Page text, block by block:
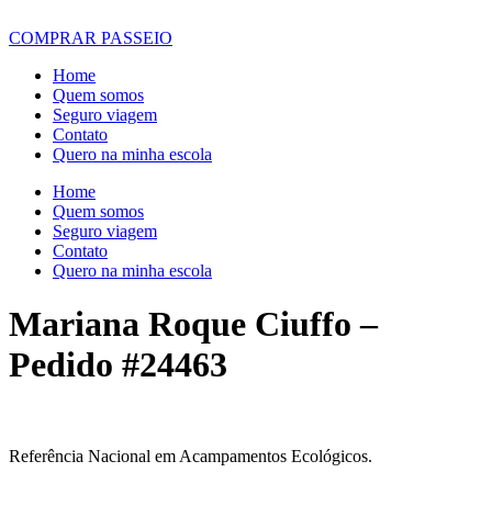
COMPRAR PASSEIO
Home
Quem somos
Seguro viagem
Contato
Quero na minha escola
Home
Quem somos
Seguro viagem
Contato
Quero na minha escola
Mariana Roque Ciuffo –
Pedido #24463
Referência Nacional em Acampamentos Ecológicos.